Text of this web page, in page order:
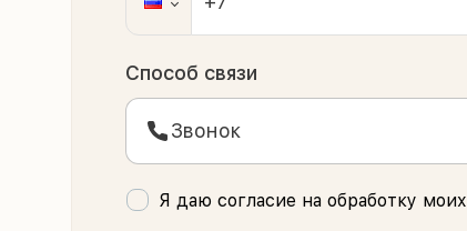
Способ связи
Звонок
Я даю согласие на обработку моих